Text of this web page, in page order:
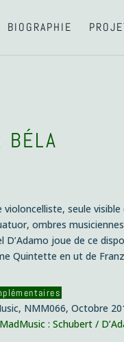
BIOGRAPHIE
BÉLA
violoncelliste, seule visible
ombres
D’Adamo joue de ce
Quintette en ut de
NMM066, Octobre
: Schubert /